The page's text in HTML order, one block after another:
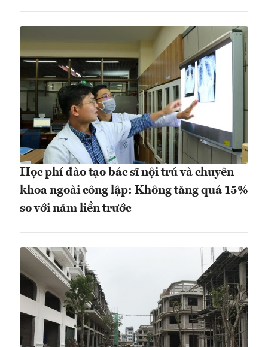
Học phí đào tạo bác sĩ nội trú và chuyên
khoa ngoài công lập: Không tăng quá 15%
so với năm liền trước